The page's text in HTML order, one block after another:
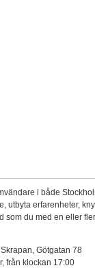
i både
utbyta erfarenheter,
som du med en eller
Götgatan 78
från klockan 17:00